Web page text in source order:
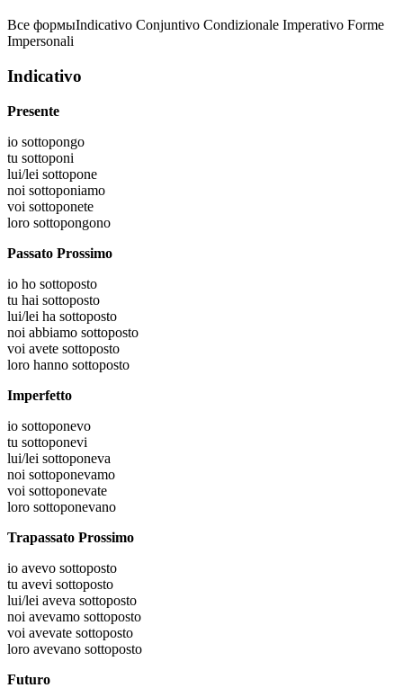
Все формыIndicativo Conjuntivo Condizionale Imperativo Forme
Impersonali
Indicativo
Presente
io sottopongo
tu sottoponi
lui/lei sottopone
noi sottoponiamo
voi sottoponete
loro sottopongono
Passato Prossimo
io ho sottoposto
tu hai sottoposto
lui/lei ha sottoposto
noi abbiamo sottoposto
voi avete sottoposto
loro hanno sottoposto
Imperfetto
io sottoponevo
tu sottoponevi
lui/lei sottoponeva
noi sottoponevamo
voi sottoponevate
loro sottoponevano
Trapassato Prossimo
io avevo sottoposto
tu avevi sottoposto
lui/lei aveva sottoposto
noi avevamo sottoposto
voi avevate sottoposto
loro avevano sottoposto
Futuro